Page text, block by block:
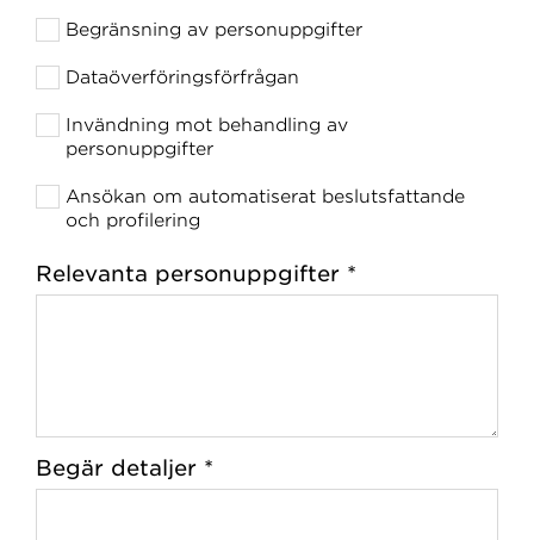
Begränsning av personuppgifter
Dataöverföringsförfrågan
Invändning mot behandling av
personuppgifter
Ansökan om automatiserat beslutsfattande
och profilering
Relevanta personuppgifter *
Begär detaljer *